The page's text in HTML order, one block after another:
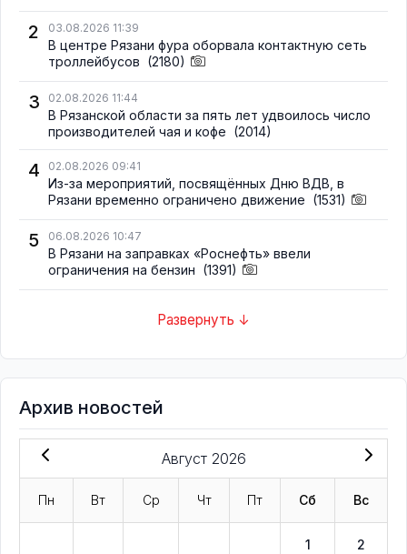
2 03.08.2026 11:39
В центре Рязани фура оборвала контактную сеть
троллейбусов (2180)
3 02.08.2026 11:44
В Рязанской области за пять лет удвоилось число
производителей чая и кофе (2014)
4 02.08.2026 09:41
Из-за мероприятий, посвящённых Дню ВДВ, в
Рязани временно ограничено движение (1531)
5 06.08.2026 10:47
В Рязани на заправках «Роснефть» ввели
ограничения на бензин (1391)
Развернуть ↓
Архив новостей
Август 2026
Пн Вт Ср Чт Пт Сб Вс
1 2